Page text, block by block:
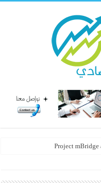
Project mBridge